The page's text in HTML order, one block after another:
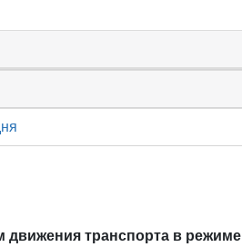
транспорта в режиме